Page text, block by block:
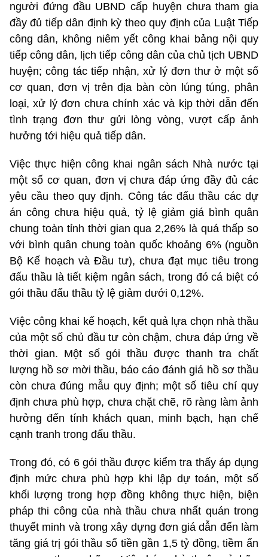
người đứng đầu UBND cấp huyện chưa tham gia
đầy đủ tiếp dân định kỳ theo quy định của Luật Tiếp
công dân, không niêm yết công khai bảng nội quy
tiếp công dân, lịch tiếp công dân của chủ tịch UBND
huyện; công tác tiếp nhận, xử lý đơn thư ở một số
cơ quan, đơn vị trên địa bàn còn lúng túng, phân
loại, xử lý đơn chưa chính xác và kịp thời dẫn đến
tình trạng đơn thư gửi lòng vòng, vượt cấp ảnh
hưởng tới hiệu quả tiếp dân.
Việc thực hiện công khai ngân sách Nhà nước tại
một số cơ quan, đơn vị chưa đáp ứng đầy đủ các
yêu cầu theo quy định. Công tác đấu thầu các dự
án công chưa hiệu quả, tỷ lệ giảm giá bình quân
chung toàn tỉnh thời gian qua 2,26% là quá thấp so
với bình quân chung toàn quốc khoảng 6% (nguồn
Bộ Kế hoạch và Đầu tư), chưa đạt mục tiêu trong
đấu thầu là tiết kiệm ngân sách, trong đó cá biệt có
gói thầu đấu thầu tỷ lệ giảm dưới 0,12%.
Việc công khai kế hoạch, kết quả lựa chọn nhà thầu
của một số chủ đầu tư còn chậm, chưa đáp ứng về
thời gian. Một số gói thầu được thanh tra chất
lượng hồ sơ mời thầu, báo cáo đánh giá hồ sơ thầu
còn chưa đúng mẫu quy định; một số tiêu chí quy
định chưa phù hợp, chưa chặt chẽ, rõ ràng làm ảnh
hưởng đến tính khách quan, minh bạch, hạn chế
cạnh tranh trong đấu thầu.
Trong đó, có 6 gói thầu được kiểm tra thấy áp dụng
định mức chưa phù hợp khi lập dự toán, một số
khối lượng trong hợp đồng không thực hiện, biện
pháp thi công của nhà thầu chưa nhất quán trong
thuyết minh và trong xây dựng đơn giá dẫn đến làm
tăng giá trị gói thầu số tiền gần 1,5 tỷ đồng, tiềm ẩn